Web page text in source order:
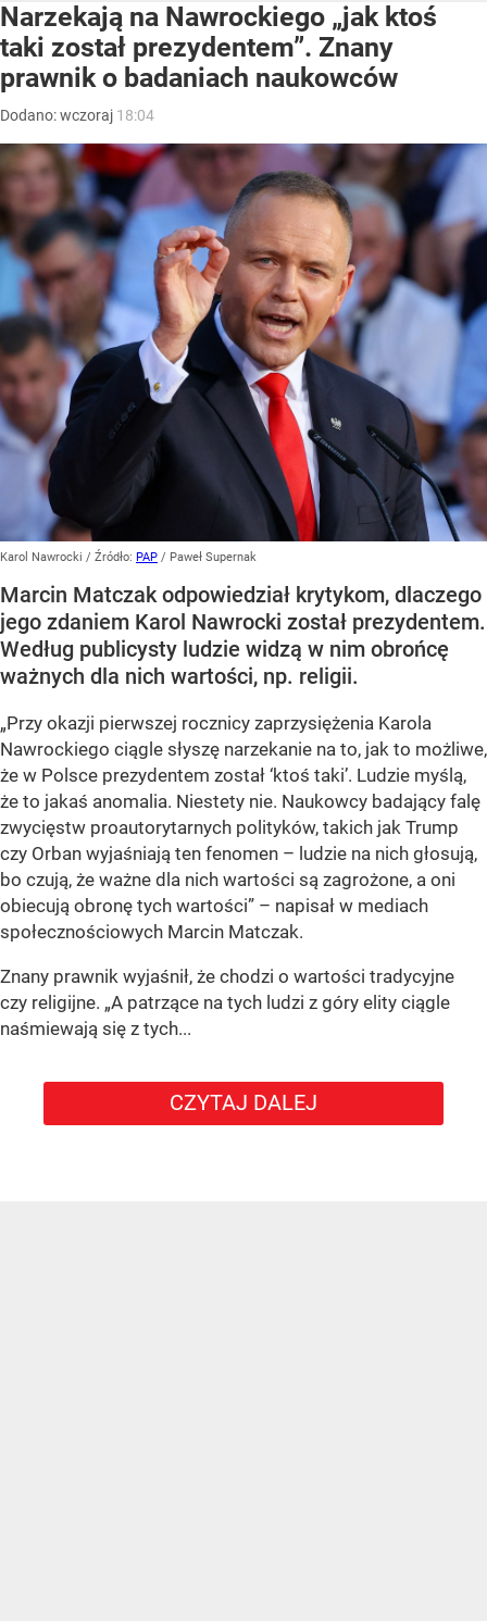
Narzekają na Nawrockiego „jak ktoś
taki został prezydentem”. Znany
prawnik o badaniach naukowców
Dodano:wczoraj 18:04
Karol Nawrocki / Źródło: PAP / Paweł Supernak
Marcin Matczak odpowiedział krytykom, dlaczego
jego zdaniem Karol Nawrocki został prezydentem.
Według publicysty ludzie widzą w nim obrońcę
ważnych dla nich wartości, np. religii.
„Przy okazji pierwszej rocznicy zaprzysiężenia Karola
Nawrockiego ciągle słyszę narzekanie na to, jak to możliwe,
że w Polsce prezydentem został ‘ktoś taki’. Ludzie myślą,
że to jakaś anomalia. Niestety nie. Naukowcy badający falę
zwycięstw proautorytarnych polityków, takich jak Trump
czy Orban wyjaśniają ten fenomen – ludzie na nich głosują,
bo czują, że ważne dla nich wartości są zagrożone, a oni
obiecują obronę tych wartości” – napisał w mediach
społecznościowych Marcin Matczak.
Znany prawnik wyjaśnił, że chodzi o wartości tradycyjne
czy religijne. „A patrzące na tych ludzi z góry elity ciągle
naśmiewają się z tych...
CZYTAJ DALEJ